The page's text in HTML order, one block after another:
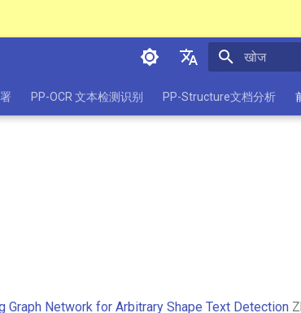
简体中文
PP-OCR 文本检测识别 PP-Structure文档分析
Graph Network for Arbitrary Shape Text Detection